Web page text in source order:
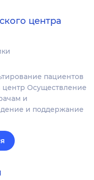
центра
пациентов
Осуществление
и
и поддержание